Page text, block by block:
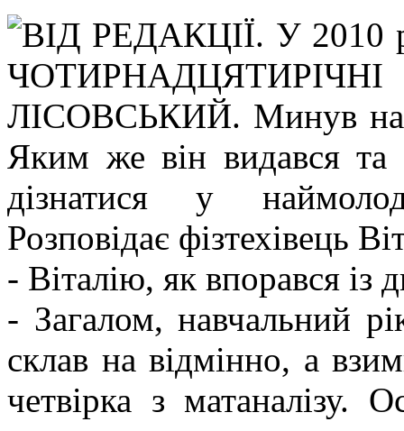
ВІД РЕДАКЦІЇ. У 2010
ЛІСОВСЬКИЙ. Минув
Яким же він видався
дізнатися у
Розповідає фізтехівець
- Віталію, як впорався із
- Загалом, навчальний
склав на відмінно, а
четвірка з матаналізу.